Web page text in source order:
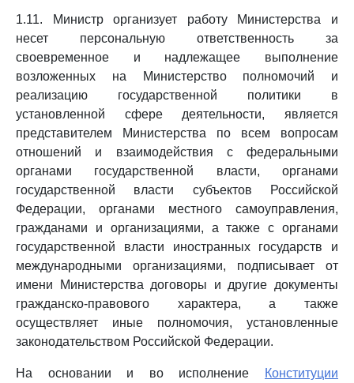
1.11. Министр организует работу Министерства и
несет персональную ответственность за
своевременное и надлежащее выполнение
возложенных на Министерство полномочий и
реализацию государственной политики в
установленной сфере деятельности, является
представителем Министерства по всем вопросам
отношений и взаимодействия с федеральными
органами государственной власти, органами
государственной власти субъектов Российской
Федерации, органами местного самоуправления,
гражданами и организациями, а также с органами
государственной власти иностранных государств и
международными организациями, подписывает от
имени Министерства договоры и другие документы
гражданско-правового характера, а также
осуществляет иные полномочия, установленные
законодательством Российской Федерации.
На основании и во исполнение
Конституции